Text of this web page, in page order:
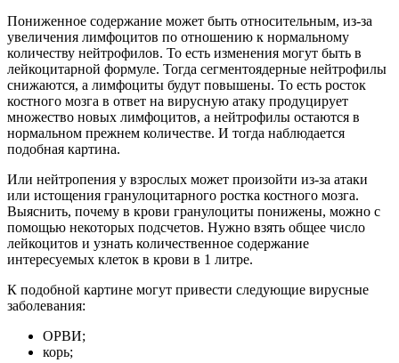
Пониженное содержание может быть относительным, из-за
увеличения лимфоцитов по отношению к нормальному
количеству нейтрофилов. То есть изменения могут быть в
лейкоцитарной формуле. Тогда сегментоядерные нейтрофилы
снижаются, а лимфоциты будут повышены. То есть росток
костного мозга в ответ на вирусную атаку продуцирует
множество новых лимфоцитов, а нейтрофилы остаются в
нормальном прежнем количестве. И тогда наблюдается
подобная картина.
Или нейтропения у взрослых может произойти из-за атаки
или истощения гранулоцитарного ростка костного мозга.
Выяснить, почему в крови гранулоциты понижены, можно с
помощью некоторых подсчетов. Нужно взять общее число
лейкоцитов и узнать количественное содержание
интересуемых клеток в крови в 1 литре.
К подобной картине могут привести следующие вирусные
заболевания:
ОРВИ;
корь;